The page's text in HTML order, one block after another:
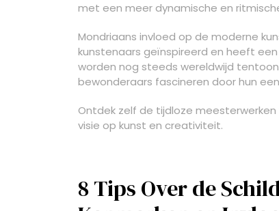
met een meer dynamische en
Mondriaans invloed op de moderne
kunstenaars geïnspireerd en heeft
worden nog steeds wereldwijd
bewonderaars fascineren door hun
Ontdek zelf de tijdloze meesterwerken
visie op kunst en creativiteit.
8 Tips Over de